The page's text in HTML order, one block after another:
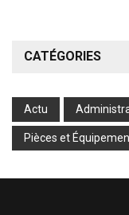
CATÉGORIES
Actu
Pièces et